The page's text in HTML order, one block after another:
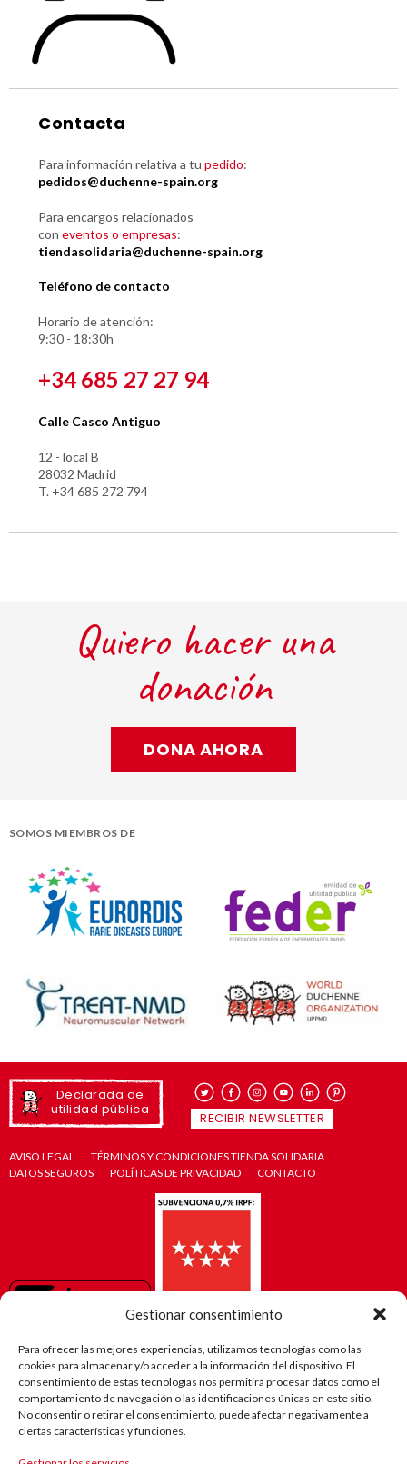
Gestionar consentimiento
Para ofrecer las mejores experiencias, utilizamos tecnologías como las
cookies para almacenar y/o acceder a la información del dispositivo. El
consentimiento de estas tecnologías nos permitirá procesar datos como el
comportamiento de navegación o las identificaciones únicas en este sitio.
No consentir o retirar el consentimiento, puede afectar negativamente a
ciertas características y funciones.
Contacta
Para información relativa a tu pedido:
pedidos@duchenne-spain.org
Para encargos relacionados
con eventos o empresas:
tiendasolidaria@duchenne-spain.org
Teléfono de contacto
Horario de atención:
9:30 - 18:30h
+34 685 27 27 94
Calle Casco Antiguo
12 - local B
28032 Madrid
T. +34 685 272 794
Quiero hacer una
donación
DONA AHORA
SOMOS MIEMBROS DE
Declarada de
utilidad pública
RECIBIR NEWSLETTER
AVISO LEGAL
TÉRMINOS Y CONDICIONES TIENDA SOLIDARIA
DATOS SEGUROS
POLÍTICAS DE PRIVACIDAD CONTACTO